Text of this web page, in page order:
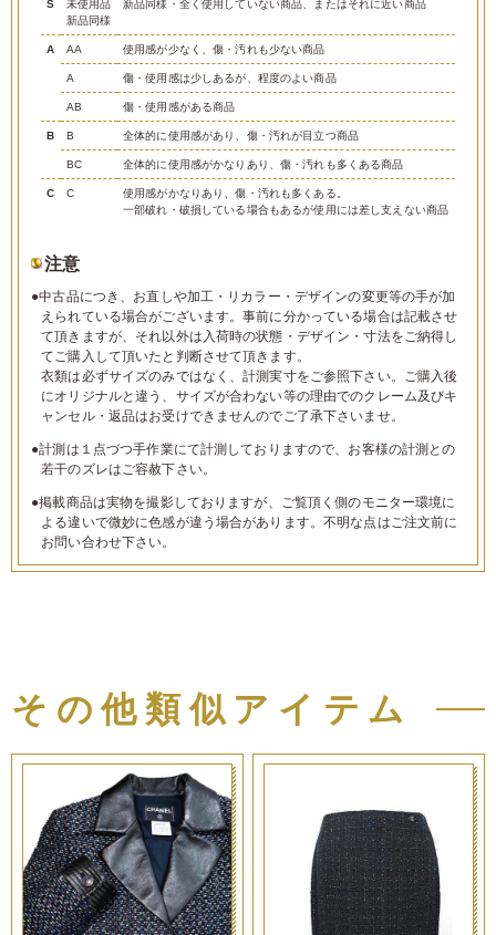
S
未使用品
新品同様
新品同様・全く使用していない商品、またはそれに近い商品
A AA 使用感が少なく、傷・汚れも少ない商品
A 傷・使用感は少しあるが、程度のよい商品
AB 傷・使用感がある商品
B B 全体的に使用感があり、傷・汚れが目立つ商品
BC 全体的に使用感がかなりあり、傷・汚れも多くある商品
C C
使用感がかなりあり、傷・汚れも多くある。
一部破れ・破損している場合もあるが使用には差し支えない商品
注意
●中古品につき、お直しや加工・リカラー・デザインの変更等の手が加
えられている場合がございます。事前に分かっている場合は記載させ
て頂きますが、それ以外は入荷時の状態・デザイン・寸法をご納得し
てご購入して頂いたと判断させて頂きます。
衣類は必ずサイズのみではなく、計測実寸をご参照下さい。ご購入後
にオリジナルと違う、サイズが合わない等の理由でのクレーム及びキ
ャンセル・返品はお受けできませんのでご了承下さいませ。
●計測は１点づつ手作業にて計測しておりますので、お客様の計測との
若干のズレはご容赦下さい。
●掲載商品は実物を撮影しておりますが、ご覧頂く側のモニター環境に
よる違いで微妙に色感が違う場合があります。不明な点はご注文前に
お問い合わせ下さい。
その他類似アイテム